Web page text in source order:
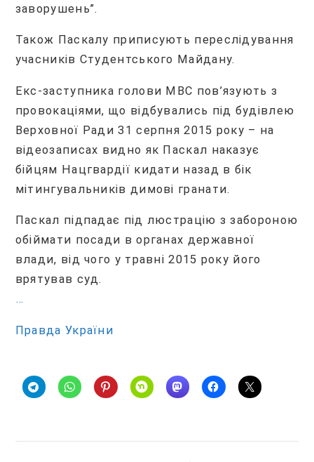
заворушень”.
Також Паскалу приписують переслідування
учасників Студентського Майдану.
Екс-заступника голови МВС пов’язують з
провокаціями, що відбувались під будівлею
Верховної Ради 31 серпня 2015 року – на
відеозаписах видно як Паскал наказує
бійцям Нацгвардії кидати назад в бік
мітингувальників димові гранати.
Паскал підпадає під люстрацію з забороною
обіймати посади в органах державної
влади, від чого у травні 2015 року його
врятував суд.
…
Правда України